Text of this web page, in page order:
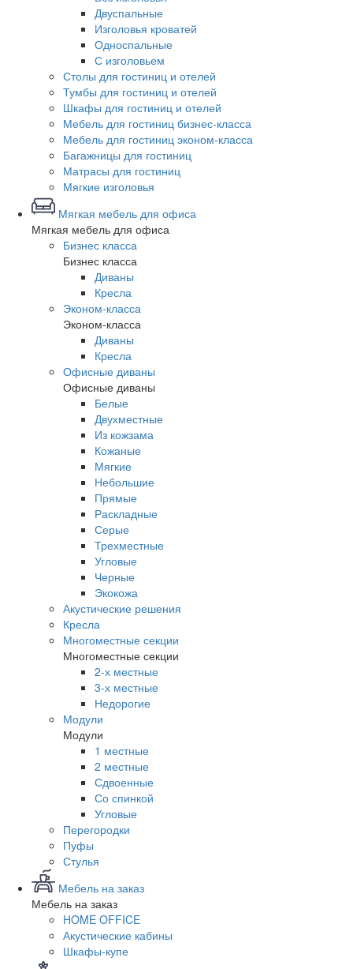
Двуспальные
Изголовья кроватей
Односпальные
С изголовьем
Столы для гостиниц и отелей
Тумбы для гостиниц и отелей
Шкафы для гостиниц и отелей
Мебель для гостиниц бизнес-класса
Мебель для гостиниц эконом-класса
Багажницы для гостиниц
Матрасы для гостиниц
Мягкие изголовья
Мягкая мебель для офиса
Мягкая мебель для офиса
Бизнес класса
Бизнес класса
Диваны
Кресла
Эконом-класса
Эконом-класса
Диваны
Кресла
Офисные диваны
Офисные диваны
Белые
Двухместные
Из кожзама
Кожаные
Мягкие
Небольшие
Прямые
Раскладные
Серые
Трехместные
Угловые
Черные
Экокожа
Акустические решения
Кресла
Многоместные секции
Многоместные секции
2-х местные
3-х местные
Недорогие
Модули
Модули
1 местные
2 местные
Сдвоенные
Со спинкой
Угловые
Перегородки
Пуфы
Стулья
Мебель на заказ
Мебель на заказ
HOME OFFICE
Акустические кабины
Шкафы-купе